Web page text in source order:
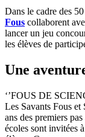
Dans le cadre des
Fous collaborent
lancer un jeu
les élèves de
Une
‘’FOUS DE
Les Savants Fous
ans des premiers
écoles sont invitées